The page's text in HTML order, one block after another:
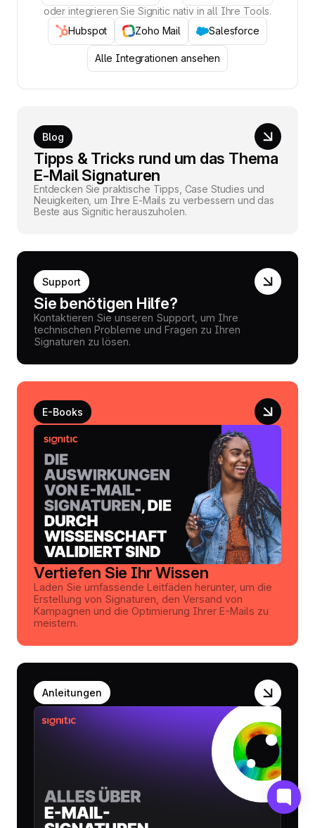
oder integrieren Sie Signitic nativ in all Ihre Tools.
Hubspot
Zoho Mail Salesforce
Alle Integrationen ansehen
Blog
Tipps & Tricks rund um das Thema
E-Mail Signaturen
Entdecken Sie praktische Tipps, Case Studies und
Neuigkeiten, um Ihre E-Mails zu verbessern und das
Beste aus Signitic herauszuholen.
Support
Sie benötigen Hilfe?
Kontaktieren Sie unseren Support, um Ihre
technischen Probleme und Fragen zu Ihren
Signaturen zu lösen.
E-Books
Vertiefen Sie Ihr Wissen
Laden Sie umfassende Leitfäden herunter, um die
Erstellung von Signaturen, den Versand von
Kampagnen und die Optimierung Ihrer E-Mails zu
meistern.
Anleitungen